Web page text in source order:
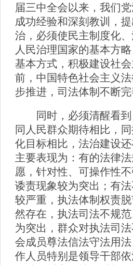
届三中全会以来，我们
成功经验和深刻教训，
治，必须使民主制度化
人民治理国家的基本方
基本方式，积极建设社
前，中国特色社会主义
步推进，司法体制不断
同时，必须清醒看到
同人民群众期待相比，
化目标相比，法治建设
主要表现为：有的法律
愿，针对性、可操作性
诿责现象较为突出；有
较严重，执法体制权责
然存在，执法司法不规
为突出，群众对执法司
会成员尊法信法守法用
作人员特别是领导干部